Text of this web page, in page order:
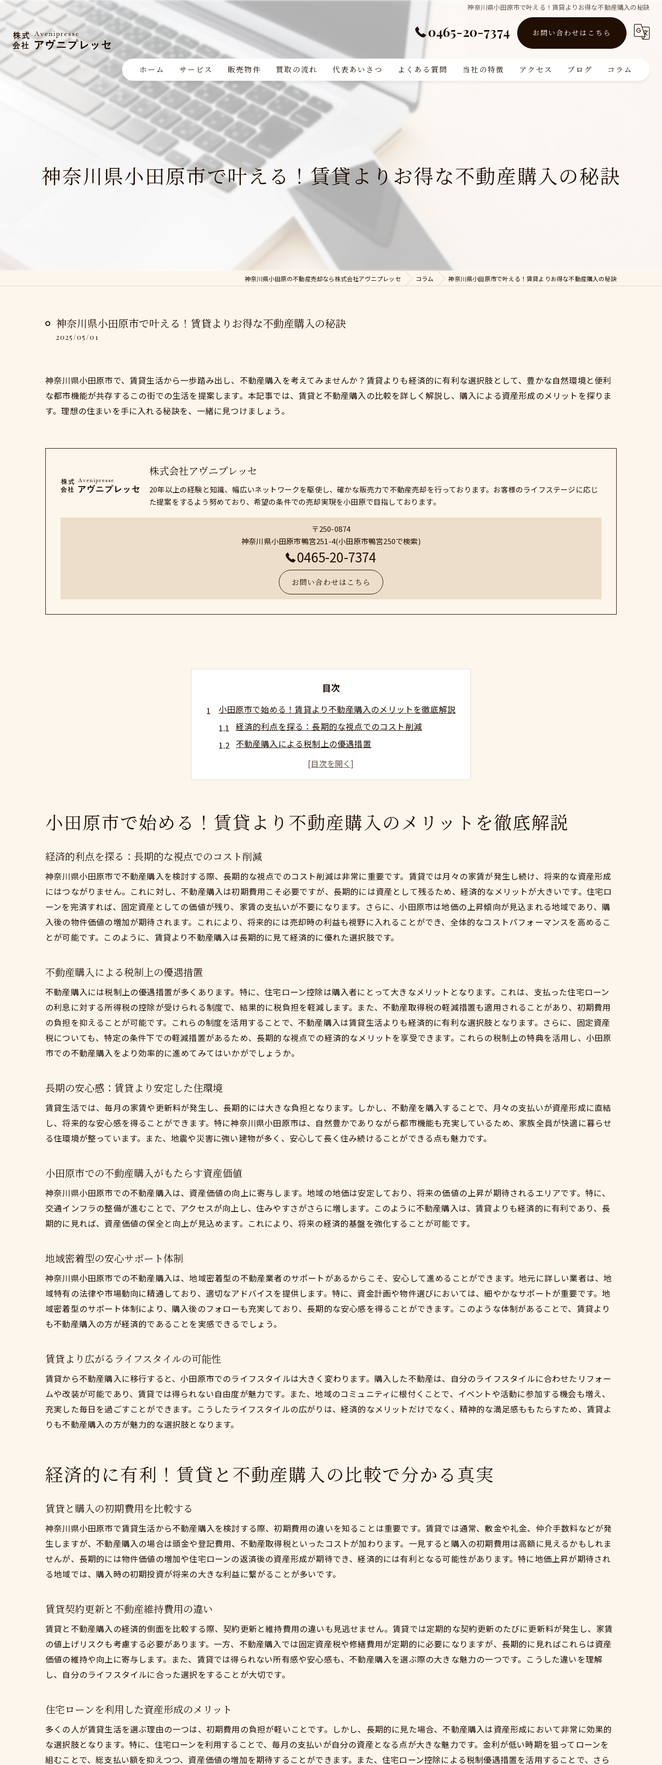
神奈川県小田原市で叶える！賃貸よりお得な不動産購入の秘訣
0465-20-7374 お問い合わせはこちら
ホーム サービス 販売物件 買取の流れ 代表あいさつ よくある質問 当社の特徴
査定
アクセス ブログ コラム
神奈川県小田原市で叶える！賃貸よりお得な不動産購入の秘訣
神奈川県小田原の不動産売却なら株式会社アヴニプレッセ コラム 神奈川県小田原市で叶える！賃貸よりお得な不動産購入の秘訣
神奈川県小田原市で叶える！賃貸よりお得な不動産購入の秘訣
2025/05/01
神奈川県小田原市で、賃貸生活から一歩踏み出し、不動産購入を考えてみませんか？賃貸よりも経済的に有利な選択肢として、豊かな自然環境と便利
な都市機能が共存するこの街での生活を提案します。本記事では、賃貸と不動産購入の比較を詳しく解説し、購入による資産形成のメリットを探りま
す。理想の住まいを手に入れる秘訣を、一緒に見つけましょう。
株式会社アヴニプレッセ
20年以上の経験と知識、幅広いネットワークを駆使し、確かな販売力で不動産売却を行っております。お客様のライフステージに応じ
た提案をするよう努めており、希望の条件での売却実現を小田原で目指しております。
〒250-0874
神奈川県小田原市鴨宮251-4(小田原市鴨宮250で検索)
0465-20-7374
お問い合わせはこちら
目次
小田原市で始める！賃貸より不動産購入のメリットを徹底解説
経済的利点を探る：長期的な視点でのコスト削減
不動産購入による税制上の優遇措置
長期の安心感：賃貸より安定した住環境
小田原市での不動産購入がもたらす資産価値
賃貸より広がるライフスタイルの可能性
経済的に有利！賃貸と不動産購入の比較で分かる真実
賃貸契約更新と不動産維持費用の違い
住宅ローンを利用した資産形成のメリット
賃貸では得られない所有感と安心感
長期間でのコストパフォーマンスを考える
賃貸と購入、経済的自由への第一歩
地域経済の成長が示す将来性
小田原市の交通アクセスと便利な生活
地域コミュニティへの参加で得られる豊かな生活
小田原市独自の文化と暮らす魅力
将来の売却計画を考慮した物件選び
長期的な資産価値を維持するための工夫
不動産投資としての地域選びの重要性
リスク管理と賢い資金計画の立て方
不動産購入で得られる豊かな生活と小田原市の魅力
心の余裕をもたらす住環境の整備
地域イベントと触れ合う新しい生活
小田原市が提供する安心・安全のサポート
隣人との交流が育む地域コミュニティ
地価上昇を見据えて小田原市で始める新しい住まい方
地価上昇の背景とその意義
投資としての価値を持つエリア選び
地価上昇がもたらす長期的な利益
新しい生活様式に対応した住環境
所有する喜びと心の安定感
賃貸生活からの解放と新たな挑戦
経済的自由が生み出す時間のゆとり
小田原市で見つける理想の住まいと資産形成の可能性
理想の住まいを見つけるためのチェックポイント
小田原市での理想のライフスタイルを追求
不動産購入で実現する夢の暮らし
長期的な資産形成計画の立て方
小田原市で始める！賃貸より不動産購入のメリットを徹底解説
経済的利点を探る：長期的な視点でのコスト削減
神奈川県小田原市で不動産購入を検討する際、長期的な視点でのコスト削減は非常に重要です。賃貸では月々の家賃が発生し続け、将来的な資産形成
にはつながりません。これに対し、不動産購入は初期費用こそ必要ですが、長期的には資産として残るため、経済的なメリットが大きいです。住宅ロ
ーンを完済すれば、固定資産としての価値が残り、家賃の支払いが不要になります。さらに、小田原市は地価の上昇傾向が見込まれる地域であり、購
入後の物件価値の増加が期待されます。これにより、将来的には売却時の利益も視野に入れることができ、全体的なコストパフォーマンスを高めるこ
とが可能です。このように、賃貸より不動産購入は長期的に見て経済的に優れた選択肢です。
不動産購入による税制上の優遇措置
不動産購入には税制上の優遇措置が多くあります。特に、住宅ローン控除は購入者にとって大きなメリットとなります。これは、支払った住宅ローン
の利息に対する所得税の控除が受けられる制度で、結果的に税負担を軽減します。また、不動産取得税の軽減措置も適用されることがあり、初期費用
の負担を抑えることが可能です。これらの制度を活用することで、不動産購入は賃貸生活よりも経済的に有利な選択肢となります。さらに、固定資産
税についても、特定の条件下での軽減措置があるため、長期的な視点での経済的なメリットを享受できます。これらの税制上の特典を活用し、小田原
市での不動産購入をより効率的に進めてみてはいかがでしょうか。
長期の安心感：賃貸より安定した住環境
賃貸生活では、毎月の家賃や更新料が発生し、長期的には大きな負担となります。しかし、不動産を購入することで、月々の支払いが資産形成に直結
し、将来的な安心感を得ることができます。特に神奈川県小田原市は、自然豊かでありながら都市機能も充実しているため、家族全員が快適に暮らせ
る住環境が整っています。また、地震や災害に強い建物が多く、安心して長く住み続けることができる点も魅力です。
小田原市での不動産購入がもたらす資産価値
神奈川県小田原市での不動産購入は、資産価値の向上に寄与します。地域の地価は安定しており、将来の価値の上昇が期待されるエリアです。特に、
交通インフラの整備が進むことで、アクセスが向上し、住みやすさがさらに増します。このように不動産購入は、賃貸よりも経済的に有利であり、長
期的に見れば、資産価値の保全と向上が見込めます。これにより、将来の経済的基盤を強化することが可能です。
地域密着型の安心サポート体制
神奈川県小田原市での不動産購入は、地域密着型の不動産業者のサポートがあるからこそ、安心して進めることができます。地元に詳しい業者は、地
域特有の法律や市場動向に精通しており、適切なアドバイスを提供します。特に、資金計画や物件選びにおいては、細やかなサポートが重要です。地
域密着型のサポート体制により、購入後のフォローも充実しており、長期的な安心感を得ることができます。このような体制があることで、賃貸より
も不動産購入の方が経済的であることを実感できるでしょう。
賃貸より広がるライフスタイルの可能性
賃貸から不動産購入に移行すると、小田原市でのライフスタイルは大きく変わります。購入した不動産は、自分のライフスタイルに合わせたリフォー
ムや改装が可能であり、賃貸では得られない自由度が魅力です。また、地域のコミュニティに根付くことで、イベントや活動に参加する機会も増え、
充実した毎日を過ごすことができます。こうしたライフスタイルの広がりは、経済的なメリットだけでなく、精神的な満足感ももたらすため、賃貸よ
りも不動産購入の方が魅力的な選択肢となります。
経済的に有利！賃貸と不動産購入の比較で分かる真実
賃貸と購入の初期費用を比較する
神奈川県小田原市で賃貸生活から不動産購入を検討する際、初期費用の違いを知ることは重要です。賃貸では通常、敷金や礼金、仲介手数料などが発
生しますが、不動産購入の場合は頭金や登記費用、不動産取得税といったコストが加わります。一見すると購入の初期費用は高額に見えるかもしれま
せんが、長期的には物件価値の増加や住宅ローンの返済後の資産形成が期待でき、経済的には有利となる可能性があります。特に地価上昇が期待され
る地域では、購入時の初期投資が将来の大きな利益に繋がることが多いです。
賃貸契約更新と不動産維持費用の違い
賃貸と不動産購入の経済的側面を比較する際、契約更新と維持費用の違いも見逃せません。賃貸では定期的な契約更新のたびに更新料が発生し、家賃
の値上げリスクも考慮する必要があります。一方、不動産購入では固定資産税や修繕費用が定期的に必要になりますが、長期的に見ればこれらは資産
価値の維持や向上に寄与します。また、賃貸では得られない所有感や安心感も、不動産購入を選ぶ際の大きな魅力の一つです。こうした違いを理解
し、自分のライフスタイルに合った選択をすることが大切です。
住宅ローンを利用した資産形成のメリット
多くの人が賃貸生活を選ぶ理由の一つは、初期費用の負担が軽いことです。しかし、長期的に見た場合、不動産購入は資産形成において非常に効果的
な選択肢となります。特に、住宅ローンを利用することで、毎月の支払いが自分の資産となる点が大きな魅力です。金利が低い時期を狙ってローンを
組むことで、総支払い額を抑えつつ、資産価値の増加を期待することができます。また、住宅ローン控除による税制優遇措置を活用することで、さら